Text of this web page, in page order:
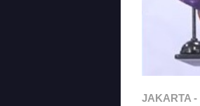
JAKARTA -